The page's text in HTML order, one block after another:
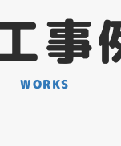
事
WORKS